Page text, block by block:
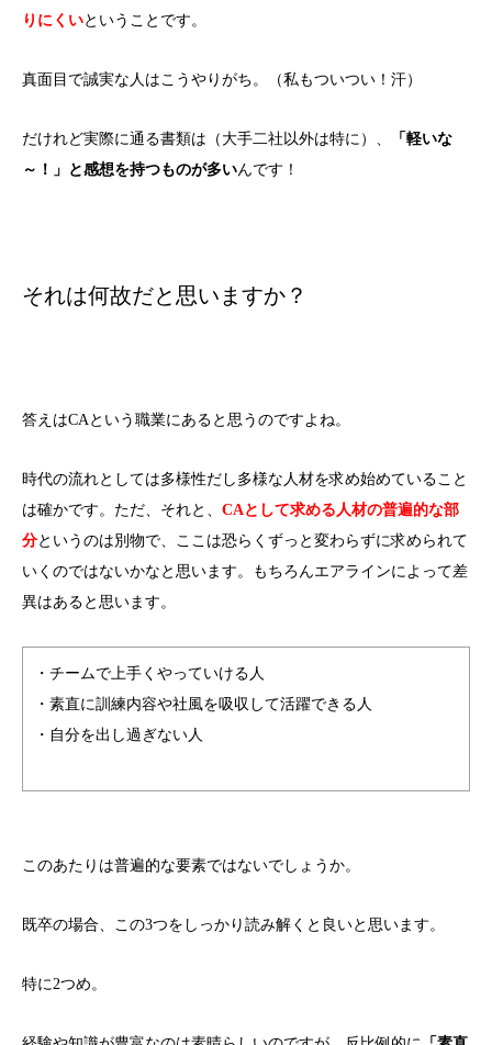
りにくいということです。
真面目で誠実な人はこうやりがち。（私もついつい！汗）
だけれど実際に通る書類は（大手二社以外は特に）、
「軽いな
～！」と感想を持つものが多いんです！
それは何故だと思いますか？
答えはCAという職業にあると思うのですよね。
時代の流れとしては多様性だし多様な人材を求め始めていること
は確かです。ただ、それと、 CAとして求める人材の普遍的な部
分というのは別物で、ここは恐らくずっと変わらずに求められて
いくのではないかなと思います。もちろんエアラインによって差
異はあると思います。
・チームで上手くやっていける人
・素直に訓練内容や社風を吸収して活躍できる人
・自分を出し過ぎない人
このあたりは普遍的な要素ではないでしょうか。
既卒の場合、この3つをしっかり読み解くと良いと思います。
特に2つめ。